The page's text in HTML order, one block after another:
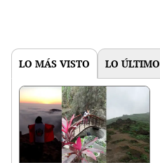
LO MÁS VISTO LO ÚLTIMO